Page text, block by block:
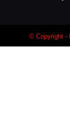
© Copyright -